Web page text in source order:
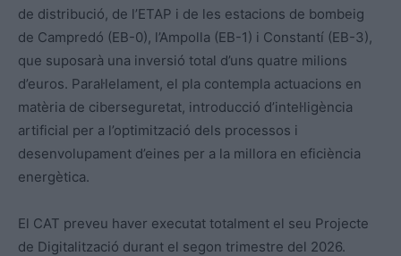
de distribució, de l’ETAP i de les estacions de bombeig
de Campredó (EB-0), l’Ampolla (EB-1) i Constantí (EB-3),
que suposarà una inversió total d’uns quatre milions
d’euros. Paral·lelament, el pla contempla actuacions en
matèria de ciberseguretat, introducció d’intel·ligència
artificial per a l’optimització dels processos i
desenvolupament d’eines per a la millora en eficiència
energètica.
El CAT preveu haver executat totalment el seu Projecte
de Digitalització durant el segon trimestre del 2026.